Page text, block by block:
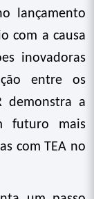
lançamento
com a causa
inovadoras
entre os
demonstra a
futuro mais
com TEA no